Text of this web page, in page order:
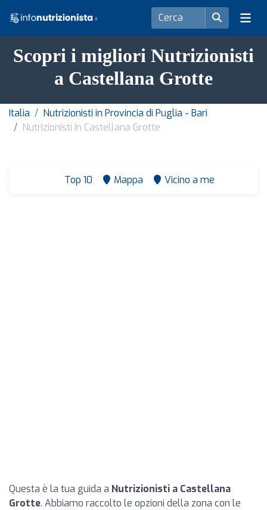
Scopri i migliori Nutrizionisti
a Castellana Grotte
Italia
Nutrizionisti in Provincia di Puglia - Bari
Nutrizionisti in Castellana Grotte
Top 10 Mappa Vicino a me
Questa è la tua guida a Nutrizionisti a Castellana
Grotte. Abbiamo raccolto le opzioni della zona con le